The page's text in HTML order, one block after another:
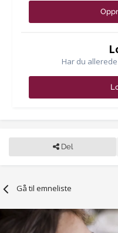
Har du
Del
Gå til emneliste